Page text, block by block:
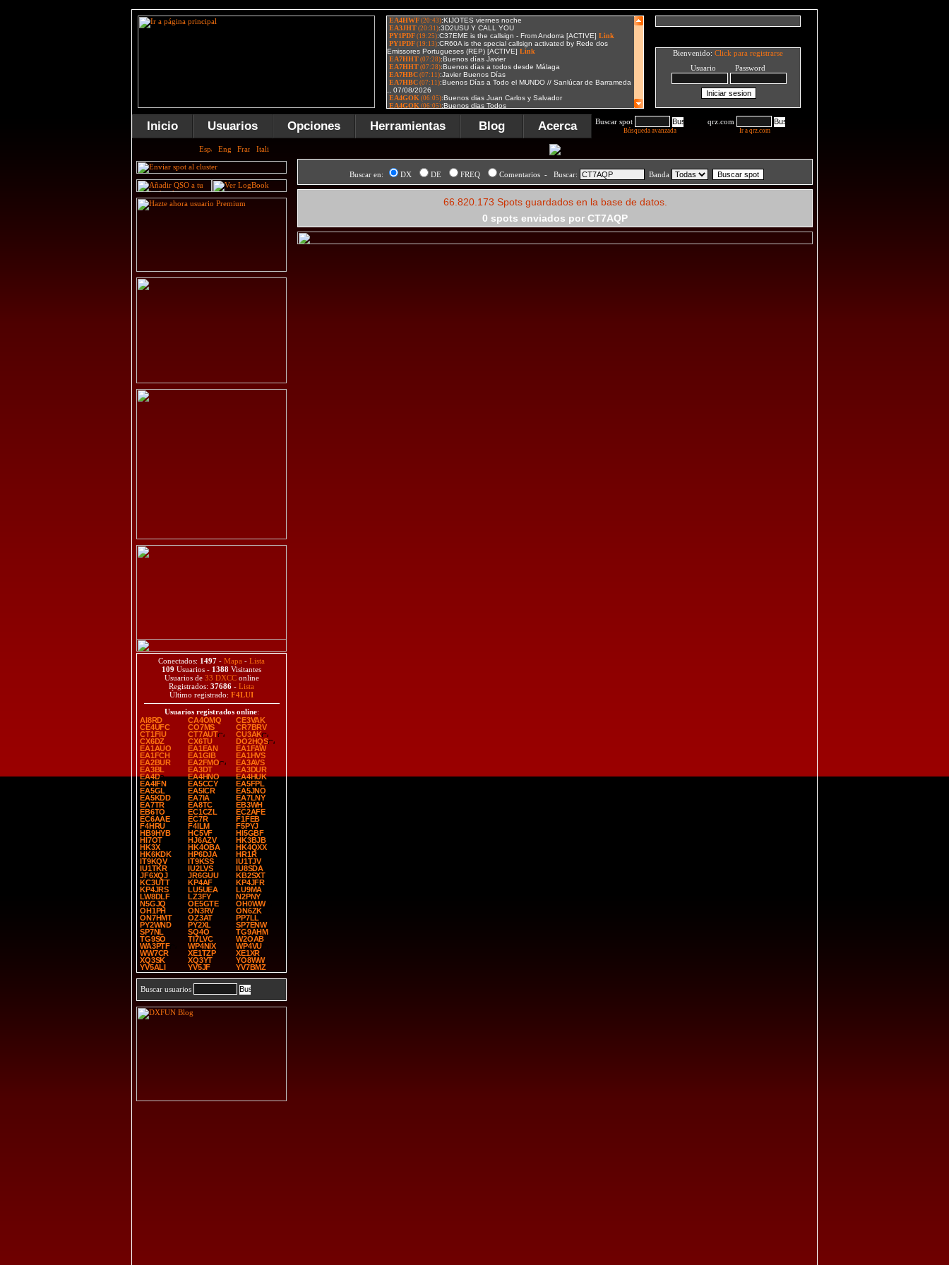
Bienvenido: Click para registrarse
Usuario Password
Inicio Usuarios Opciones Herramientas Blog Acerca Buscar spot
Búsqueda avanzada
qrz.com
Ir a qrz.com
Conectados: 1497 - Mapa - Lista
109 Usuarios - 1388 Visitantes
Usuarios de 33 DXCConline
Registrados: 37686 - Lista
Último registrado: F4LUI
Usuarios registrados online:
AI8RD
CA4OMQ
CE3VAK
CE4UFC
CO7MS
CR7BRV
CT1FIU
CT7AUT
CU3AK
CX6DZ
CX6TU
DO2HQS
EA1AUO
EA1EAN
EA1FAW
EA1FCH
EA1GIB
EA1HVS
EA2BUR
EA2FMO
EA3AVS
EA3BL
EA3DT
EA3DUR
EA4D
EA4HNO
EA4HUK
EA4IFN
EA5CCY
EA5FPL
EA5GL
EA5ICR
EA5JNO
EA5KDD
EA7IA
EA7LNY
EA7TR
EA8TC
EB3WH
EB6TO
EC1CZL
EC2AFE
EC6AAE
EC7R
F1FEB
F4HRU
F4ILM
F5PYJ
HB9HYB
HC5VF
HI5GBF
HI7OT
HJ6AZV
HK3BJB
HK3X
HK4OBA
HK4QXX
HK6KDK
HP6DJA
HR1R
IT9KQV
IT9KSS
IU1TJV
IU1TKR
IU2LVS
IU8SDA
JF6XQJ
JR6GUU
KB2SXT
KC3UTT
KP4AF
KP4JFR
KP4JRS
LU5UEA
LU9MA
LW8DLF
LZ3FY
N2PNY
N5GJQ
OE5GTE
OH0WW
OH1PH
ON3RV
ON6ZK
ON7HMT
OZ3AT
PP7LL
PY2WND
PY2XL
SP7ENW
SP7NL
SQ4O
TG9AHM
TG9SO
TI7LVC
W2OAB
WA3PTF
WP4NIX
WP4VU
WW7CR
XE1TZP
XE1XR
XQ3SK
XQ3YT
YO8WW
YV5ALI
YV5JF YV7BMZ
Buscar usuarios
Buscar en: DX DE FREQ Comentarios - Buscar: Banda
66.820.173 Spots guardados en la base de datos.
0 spots enviados por CT7AQP